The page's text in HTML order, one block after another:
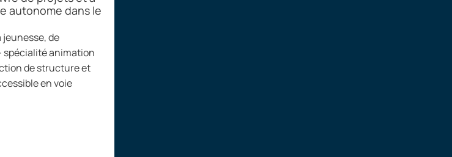
autonome dans le
jeunesse, de
spécialité animation
de structure et
en voie